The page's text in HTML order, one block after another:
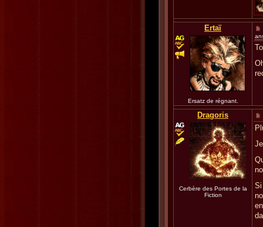
Ertaï
Ersatz de régnant.
Dragoris
Cerbère des Portes de la
Fiction
Si